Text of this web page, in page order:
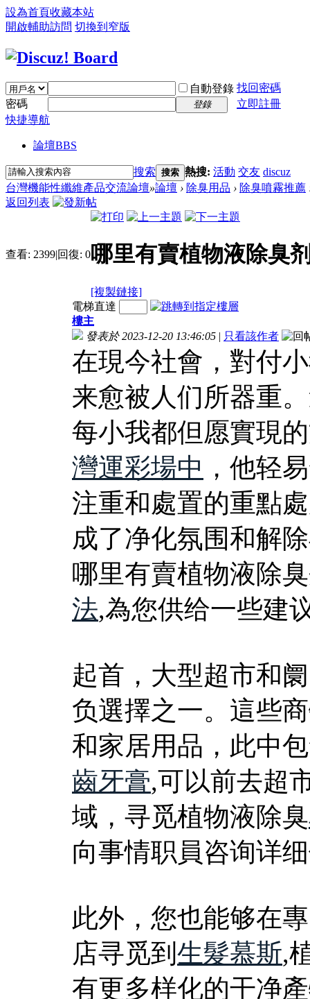
設為首頁收藏本站
開啟輔助訪問 切換到窄版
自動登錄 找回密碼
密碼
登錄
立即註冊
快捷導航
論壇BBS
搜索 搜索 熱搜: 活動 交友 discuz
台灣機能性纖維產品交流論壇»論壇 › 除臭用品 › 除臭噴霧推薦
返回列表
查看: 2399|回復: 0哪里有賣植物液除臭
[複製鏈接]
電梯直達
樓主
發表於 2023-12-20 13:46:05 | 只看該作者
在現今社會，對付
来愈被人们所器重
每小我都但愿實現
灣運彩場中 ，他轻
注重和處置的重點
成了净化氛围和解
哪里有賣植物液除
法,為您供给一些建
起首，大型超市和
负選擇之一。這些
和家居用品，此中
齒牙膏,可以前去超
域，寻觅植物液除臭
向事情职員咨询详
此外，您也能够在
店寻觅到 生髮慕斯,
有更多样化的干净